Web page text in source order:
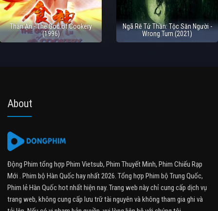
Thần Ăn - The God of Cookery
(1996)
Ngã Rẽ Tử Thần: Tộc Săn Người -
Wrong Turn (2021)
About
Động Phim tổng hợp Phim Vietsub, Phim Thuyết Minh, Phim Chiếu Rạp
Mới . Phim bộ Hàn Quốc hay nhất 2026. Tổng hợp Phim bộ Trung Quốc,
Phim lẻ Hàn Quốc hot nhất hiện nay. Trang web này chỉ cung cấp dịch vụ
trang web, không cung cấp lưu trữ tài nguyên và không tham gia ghi và